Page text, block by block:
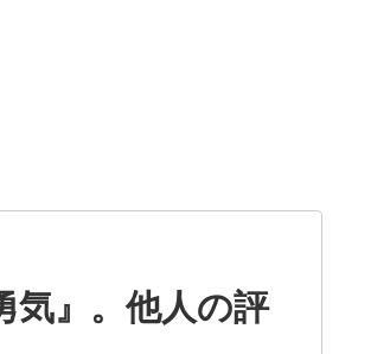
気』。他人の評